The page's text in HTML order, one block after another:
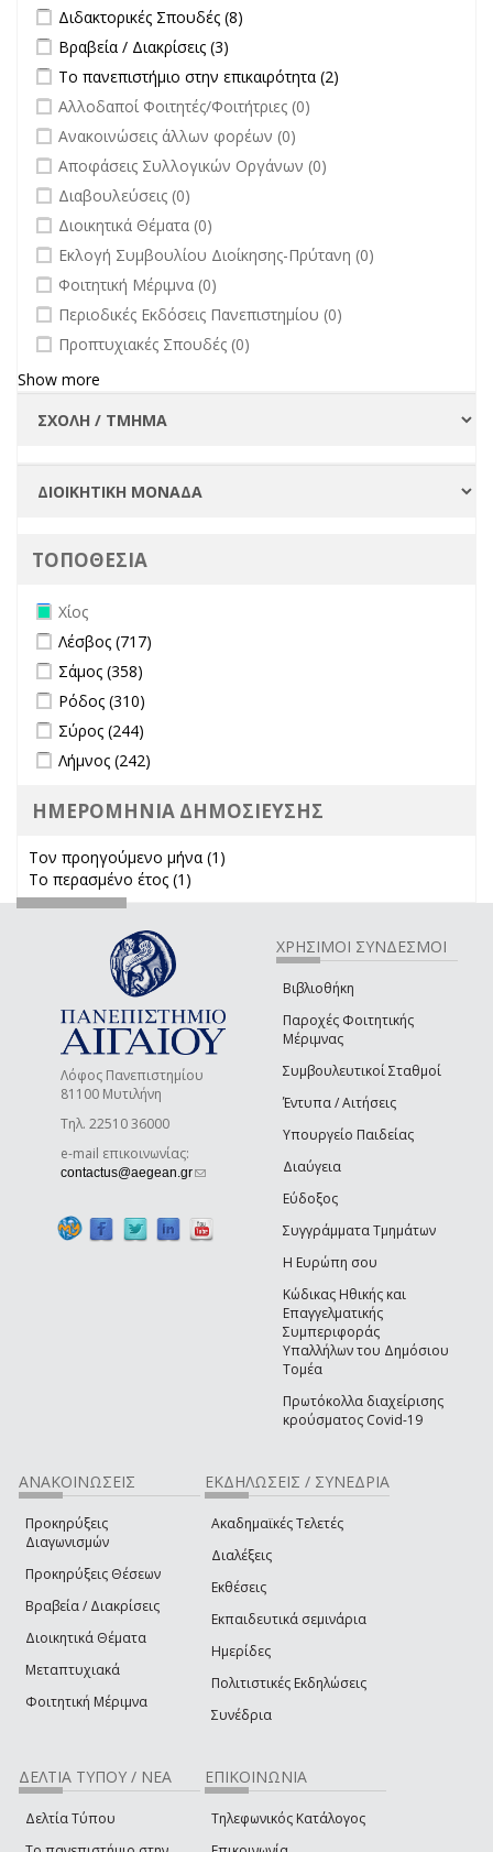
Apply Διδακτορικές Σπουδές filter
Διδακτορικές Σπουδές (8)
Apply Βραβεία / Διακρίσεις filter
Βραβεία / Διακρίσεις (3)
Apply Το πανεπιστήμιο στην επικαιρότητα filter
Το πανεπιστήμιο στην επικαιρότητα (2)
undefined
Αλλοδαποί Φοιτητές/Φοιτήτριες (0)
undefined
Ανακοινώσεις άλλων φορέων (0)
undefined
Αποφάσεις Συλλογικών Οργάνων (0)
undefined
Διαβουλεύσεις (0)
undefined
Διοικητικά Θέματα (0)
undefined
Εκλογή Συμβουλίου Διοίκησης-Πρύτανη (0)
undefined
Φοιτητική Μέριμνα (0)
undefined
Περιοδικές Εκδόσεις Πανεπιστημίου (0)
undefined
Προπτυχιακές Σπουδές (0)
Show more
ΤΟΠΟΘΕΣΙΑ
Remove Χίος filter
Χίος
Apply Λέσβος filter
Λέσβος (717)
Apply Σάμος filter
Σάμος (358)
Apply Ρόδος filter
Ρόδος (310)
Apply Σύρος filter
Σύρος (244)
Apply Λήμνος filter
Λήμνος (242)
ΗΜΕΡΟΜΗΝΙΑ ΔΗΜΟΣΙΕΥΣΗΣ
Τον προηγούμενο μήνα (1)
Το περασμένο έτος (1)
Λόφος Πανεπιστημίου
81100 Μυτιλήνη
Τηλ. 22510 36000
e-mail επικοινωνίας:
contactus@aegean.gr(link sends e-mail)
ΧΡΗΣΙΜΟΙ ΣΥΝΔΕΣΜΟΙ
Βιβλιοθήκη
Παροχές Φοιτητικής
Μέριμνας
Συμβουλευτικοί Σταθμοί
Έντυπα / Αιτήσεις
Υπουργείο Παιδείας
Διαύγεια
Εύδοξος
Συγγράμματα Τμημάτων
Η Ευρώπη σου
Κώδικας Ηθικής και
Επαγγελματικής
Συμπεριφοράς
Υπαλλήλων του Δημόσιου
Τομέα
Πρωτόκολλα διαχείρισης
κρούσματος Covid-19
ΑΝΑΚΟΙΝΩΣΕΙΣ
Προκηρύξεις
Διαγωνισμών
Προκηρύξεις Θέσεων
Βραβεία / Διακρίσεις
Διοικητικά Θέματα
Μεταπτυχιακά
Φοιτητική Μέριμνα
ΕΚΔΗΛΩΣΕΙΣ / ΣΥΝΕΔΡΙΑ
Ακαδημαϊκές Τελετές
Διαλέξεις
Εκθέσεις
Εκπαιδευτικά σεμινάρια
Ημερίδες
Πολιτιστικές Εκδηλώσεις
Συνέδρια
ΔΕΛΤΙΑ ΤΥΠΟΥ / ΝΕΑ
Δελτία Τύπου
ΕΠΙΚΟΙΝΩΝΙΑ
Τηλεφωνικός Κατάλογος